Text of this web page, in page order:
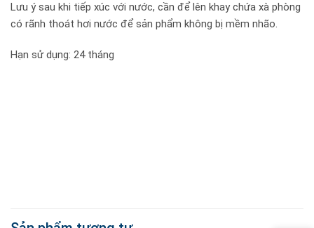
Lưu ý sau khi tiếp xúc với nước, cần để lên khay chứa xà phòng
có rãnh thoát hơi nước để sản phẩm không bị mềm nhão.
Hạn sử dụng: 24 tháng